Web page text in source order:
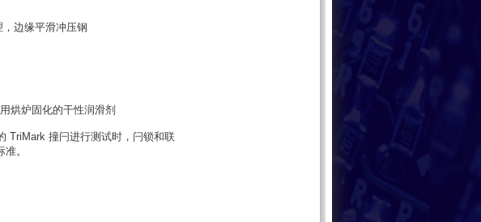
边缘平滑冲压钢
烘炉固化的干性润滑剂
TriMark 撞闩进行测试时，闩锁和联
。